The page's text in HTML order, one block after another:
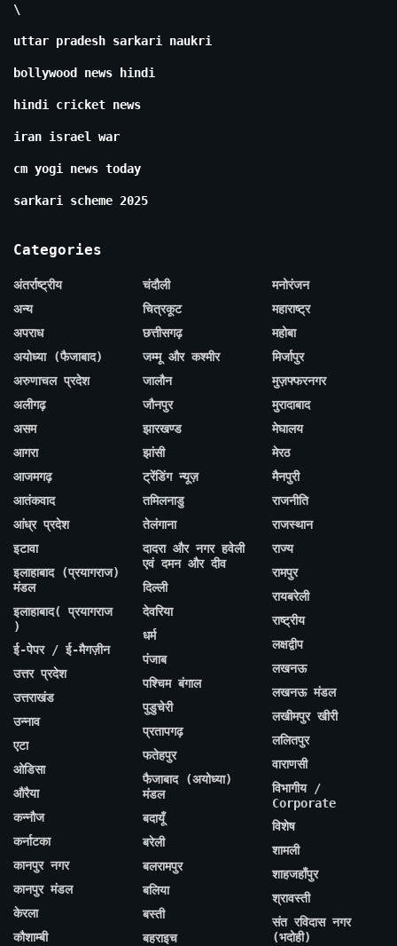
\
uttar pradesh sarkari naukri
bollywood news hindi
hindi cricket news
iran israel war
cm yogi news today
sarkari scheme 2025
Categories
अंतर्राष्ट्रीय
अन्य
अपराध
अयोध्या (फैजाबाद)
अरुणाचल प्रदेश
अलीगढ़
असम
आगरा
आजमगढ़
आतंकवाद
आंध्र प्रदेश
इटावा
इलाहाबाद (प्रयागराज)
मंडल
इलाहाबाद( प्रयागराज
)
ई-पेपर / ई-मैगज़ीन
उत्तर प्रदेश
उत्तराखंड
उन्नाव
एटा
ओडिसा
औरैया
कन्नौज
कर्नाटका
कानपुर नगर
कानपुर मंडल
केरला
कौशाम्बी
चंदौली
चित्रकूट
छत्तीसगढ़
जम्मू और कश्मीर
जालौन
जौनपुर
झारखण्ड
झांसी
ट्रेंडिंग न्यूज़
तमिलनाडु
तेलंगाना
दादरा और नगर हवेली
एवं दमन और दीव
दिल्ली
देवरिया
धर्म
पंजाब
पश्चिम बंगाल
पुडुचेरी
प्रतापगढ़
फतेहपुर
फैजाबाद (अयोध्या)
मंडल
बदायूँ
बरेली
बलरामपुर
बलिया
बस्ती
बहराइच
मनोरंजन
महाराष्ट्र
महोबा
मिर्जापुर
मुज़फ्फरनगर
मुरादाबाद
मेघालय
मेरठ
मैनपुरी
राजनीति
राजस्थान
राज्य
रामपुर
रायबरेली
राष्ट्रीय
लक्षद्वीप
लखनऊ
लखनऊ मंडल
लखीमपुर खीरी
ललितपुर
वाराणसी
विभागीय /
Corporate
विशेष
शामली
शाहजहाँपुर
श्रावस्ती
संत रविदास नगर
(भदोही)